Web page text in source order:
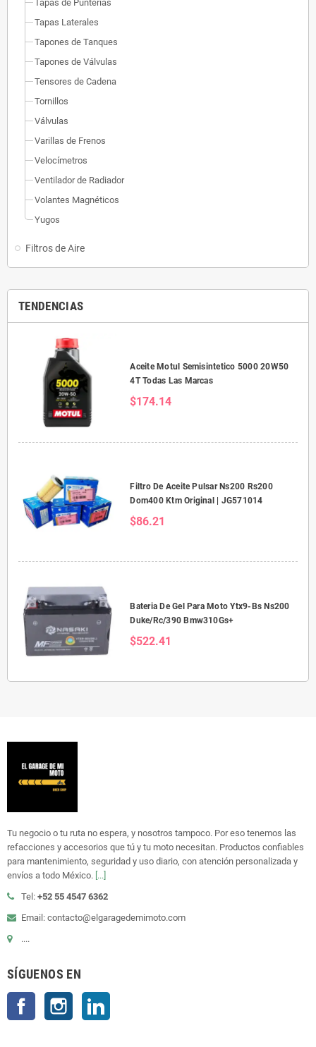
Tapas de Punterías
Tapas Laterales
Tapones de Tanques
Tapones de Válvulas
Tensores de Cadena
Tornillos
Válvulas
Varillas de Frenos
Velocímetros
Ventilador de Radiador
Volantes Magnéticos
Yugos
Filtros de Aire
TENDENCIAS
Aceite Motul Semisintetico 5000 20W50
4T Todas Las Marcas
$174.14
Filtro De Aceite Pulsar Ns200 Rs200
Dom400 Ktm Original | JG571014
$86.21
Bateria De Gel Para Moto Ytx9-Bs Ns200
Duke/Rc/390 Bmw310Gs+
$522.41
Tu negocio o tu ruta no espera, y nosotros tampoco. Por eso tenemos las
refacciones y accesorios que tú y tu moto necesitan. Productos confiables
para mantenimiento, seguridad y uso diario, con atención personalizada y
envíos a todo México. [...]
Tel: +52 55 4547 6362
Email: contacto@elgaragedemimoto.com
....
SÍGUENOS EN
Facebook Instagram